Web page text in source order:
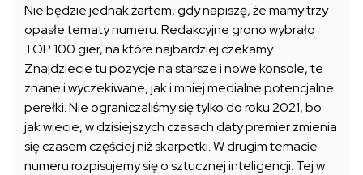
Nie będzie jednak żartem, gdy napiszę, że mamy trzy
opasłe tematy numeru. Redakcyjne grono wybrało
TOP 100 gier, na które najbardziej czekamy.
Znajdziecie tu pozycje na starsze i nowe konsole, te
znane i wyczekiwane, jak i mniej medialne potencjalne
perełki. Nie ograniczaliśmy się tylko do roku 2021, bo
jak wiecie, w dzisiejszych czasach daty premier zmienia
się czasem częściej niż skarpetki. W drugim temacie
numeru rozpisujemy się o sztucznej inteligencji. Tej w